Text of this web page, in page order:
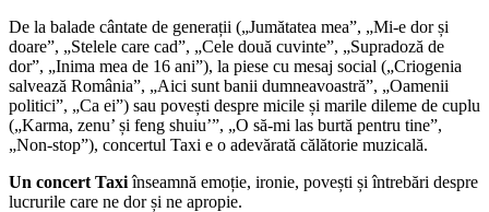
De la balade cântate de generații („Jumătatea mea”, „Mi-e dor și
doare”, „Stelele care cad”, „Cele două cuvinte”, „Supradoză de
dor”, „Inima mea de 16 ani”), la piese cu mesaj social („Criogenia
salvează România”, „Aici sunt banii dumneavoastră”, „Oamenii
politici”, „Ca ei”) sau povești despre micile și marile dileme de cuplu
(„Karma, zenu’ și feng shuiu’”, „O să-mi las burtă pentru tine”,
„Non-stop”), concertul Taxi e o adevărată călătorie muzicală.
Un concert Taxiînseamnă emoție, ironie, povești și întrebări despre
lucrurile care ne dor și ne apropie.